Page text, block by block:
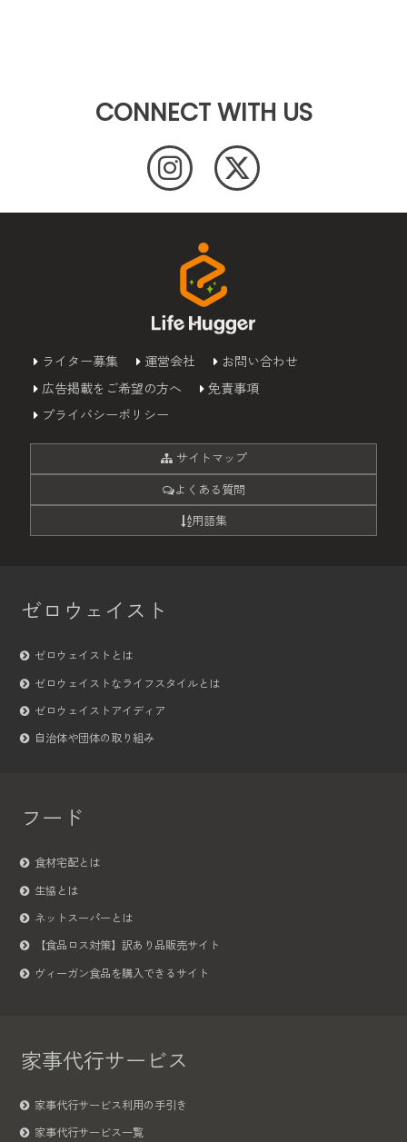
CONNECT WITH US
ライター募集 運営会社
お問い合わせ
広告掲載をご希望の方へ
免責事項
プライバシーポリシー
サイトマップ
よくある質問
用語集
ゼロウェイスト
ゼロウェイストとは
ゼロウェイストなライフスタイルとは
ゼロウェイストアイディア
自治体や団体の取り組み
フード
食材宅配とは
生協とは
ネットスーパーとは
【食品ロス対策】訳あり品販売サイト
ヴィーガン食品を購入できるサイト
家事代行サービス
家事代行サービス利用の手引き
家事代行サービス一覧